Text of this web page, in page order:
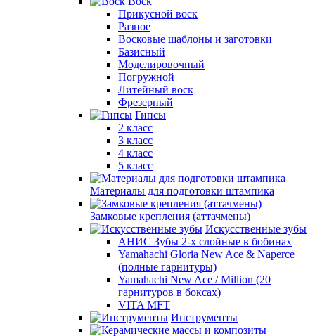
Прикусной воск
Разное
Восковые шаблоны и заготовки
Базисный
Моделировочный
Погружной
Литейный воск
Фрезерный
Гипсы
2 класс
3 класс
4 класс
5 класс
Материалы для подготовки штампика
Замковые крепления (аттачмены)
Искусственные зубы
АНИС Зубы 2-х слойные в бобинах
Yamahachi Gloria New Ace & Naperce
(полные гарнитуры)
Yamahachi New Ace / Million (20
гарнитуров в боксах)
VITA MFT
Инструменты